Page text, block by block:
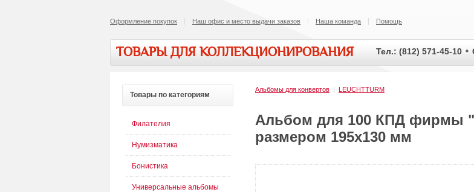
Оформление покупок Наш офис и место выдачи заказов Наша команда Помощь
ТОВАРЫ ДЛЯ КОЛЛЕКЦИОНИРОВАНИЯ Тел.: (812) 571-45-10
Альбомы для конвертов | LEUCHTTURM
Альбом для 100 КПД фирмы
размером 195x130 мм
Товары по категориям
Филателия
Нумизматика
Бонистика
Универсальные альбомы